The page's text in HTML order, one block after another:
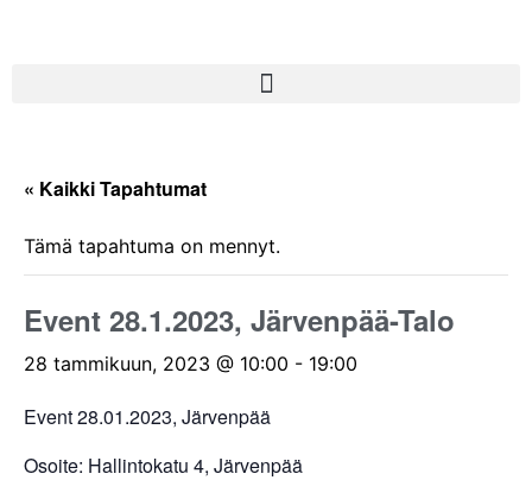
« Kaikki Tapahtumat
Tämä tapahtuma on mennyt.
Event 28.1.2023, Järvenpää-Talo
28 tammikuun, 2023 @ 10:00 - 19:00
Event 28.01.2023, Järvenpää
Osoite: Hallintokatu 4, Järvenpää